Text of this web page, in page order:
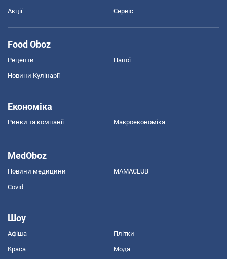
Акції Сервіс
Food Oboz
Рецепти Напої
Новини Кулінарії
Економіка
Ринки та компанії Макроекономіка
MedOboz
Новини медицини MAMACLUB
Covid
Шоу
Афіша Плітки
Краса Мода